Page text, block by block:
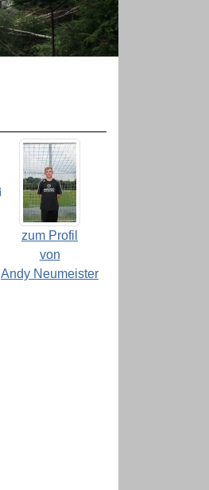
zum Profil
von
Andy Neumeister